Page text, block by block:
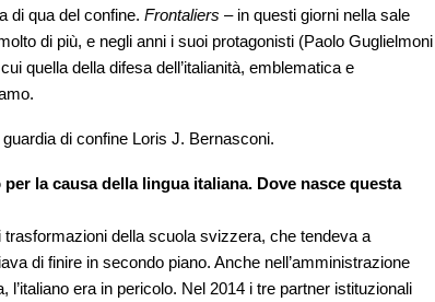
di qua del confine. Frontaliers – in questi giorni nella sale
di più, e negli anni i suoi protagonisti (Paolo Guglielmoni
quella della difesa dell’italianità, emblematica e
di confine Loris J. Bernasconi.
la causa della lingua italiana. Dove nasce questa
della scuola svizzera, che tendeva a
di finire in secondo piano. Anche nell’amministrazione
era in pericolo. Nel 2014 i tre partner istituzionali